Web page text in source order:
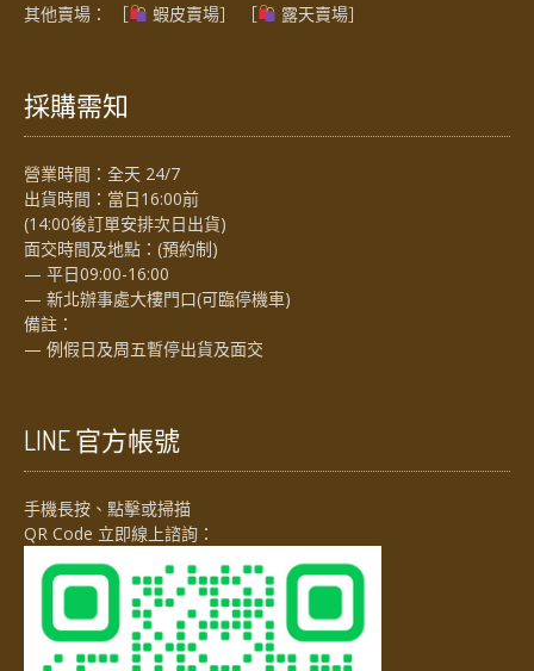
其他賣場： ［ 蝦皮賣場］ ［ 露天賣場］
採購需知
營業時間：全天 24/7
出貨時間：當日16:00前
(14:00後訂單安排次日出貨)
面交時間及地點：(預約制)
— 平日09:00-16:00
— 新北辦事處大樓門口(可臨停機車)
備註：
— 例假日及周五暫停出貨及面交
LINE 官方帳號
手機長按、點擊或掃描
QR Code 立即線上諮詢：